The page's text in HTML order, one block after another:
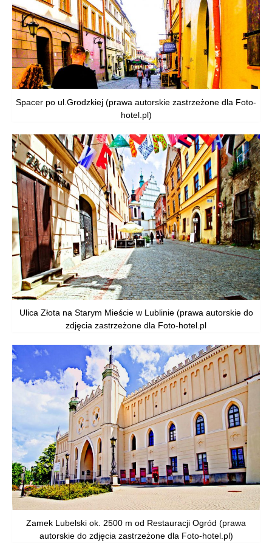
Spacer po ul.Grodzkiej (prawa autorskie zastrzeżone dla Foto-
hotel.pl)
Ulica Złota na Starym Mieście w Lublinie (prawa autorskie do
zdjęcia zastrzeżone dla Foto-hotel.pl
Zamek Lubelski ok. 2500 m od Restauracji Ogród (prawa
autorskie do zdjęcia zastrzeżone dla Foto-hotel.pl)